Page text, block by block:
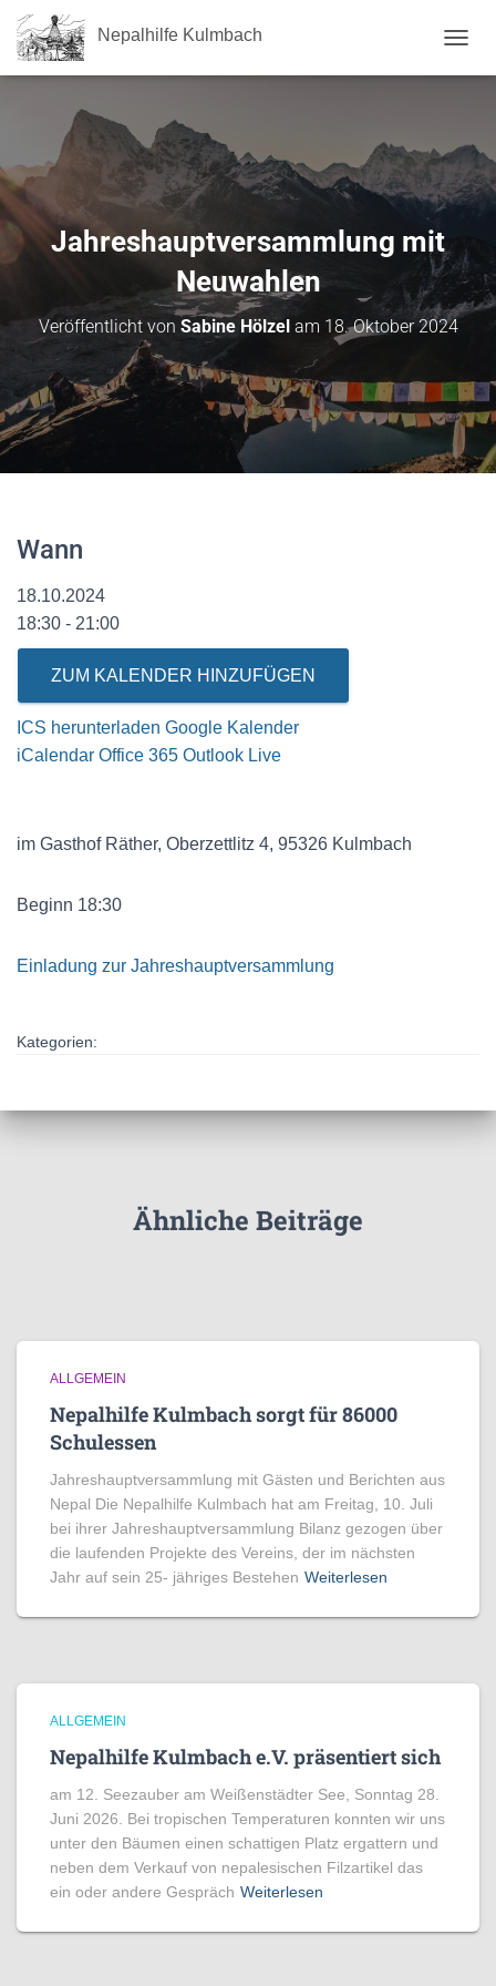
Nepalhilfe Kulmbach
Jahreshauptversammlung mit
Neuwahlen
Veröffentlicht von Sabine Hölzelam 18. Oktober 2024
Wann
18.10.2024
18:30 - 21:00
ZUM KALENDER HINZUFÜGEN
ICS herunterladen Google Kalender
iCalendar Office 365 Outlook Live
im Gasthof Räther, Oberzettlitz 4, 95326 Kulmbach
Beginn 18:30
Einladung zur Jahreshauptversammlung
Kategorien:
Ähnliche Beiträge
ALLGEMEIN
Nepalhilfe Kulmbach sorgt für 86000
Schulessen
Jahreshauptversammlung mit Gästen und Berichten aus
Nepal Die Nepalhilfe Kulmbach hat am Freitag, 10. Juli
bei ihrer Jahreshauptversammlung Bilanz gezogen über
die laufenden Projekte des Vereins, der im nächsten
Jahr auf sein 25- jähriges Bestehen Weiterlesen
ALLGEMEIN
Nepalhilfe Kulmbach e.V. präsentiert sich
am 12. Seezauber am Weißenstädter See, Sonntag 28.
Juni 2026. Bei tropischen Temperaturen konnten wir uns
unter den Bäumen einen schattigen Platz ergattern und
neben dem Verkauf von nepalesischen Filzartikel das
ein oder andere Gespräch Weiterlesen